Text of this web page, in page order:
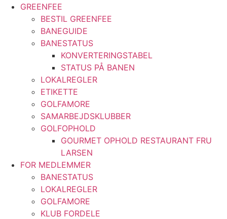
GREENFEE
BESTIL GREENFEE
BANEGUIDE
BANESTATUS
KONVERTERINGSTABEL
STATUS PÅ BANEN
LOKALREGLER
ETIKETTE
GOLFAMORE
SAMARBEJDSKLUBBER
GOLFOPHOLD
GOURMET OPHOLD RESTAURANT FRU
LARSEN
FOR MEDLEMMER
BANESTATUS
LOKALREGLER
GOLFAMORE
KLUB FORDELE